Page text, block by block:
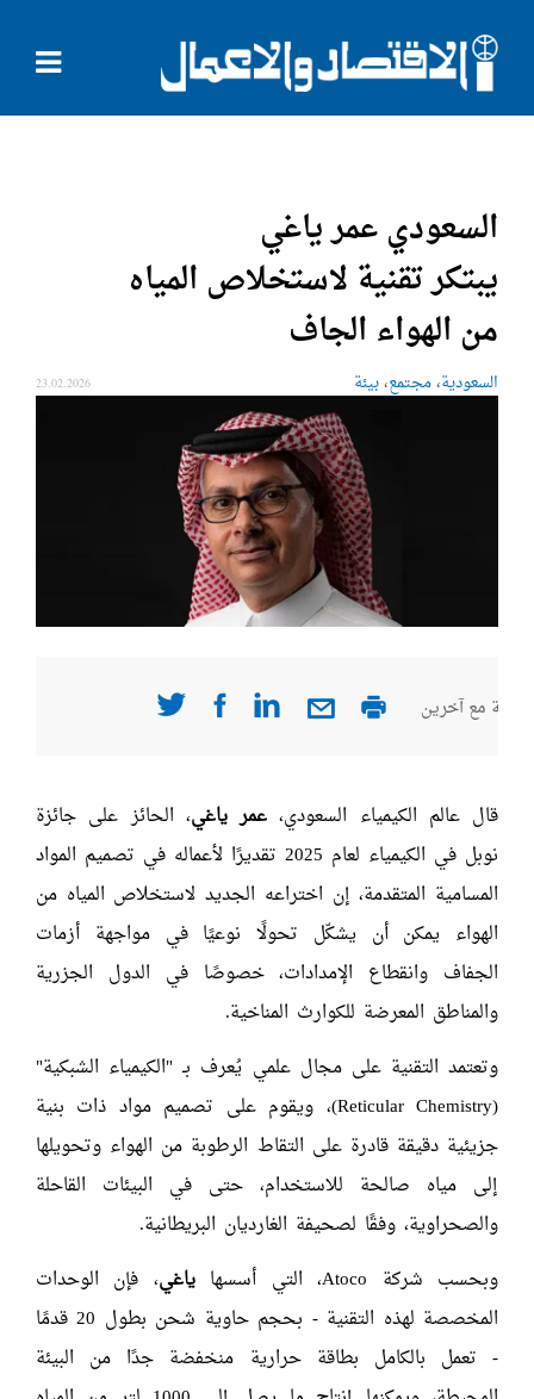
السعودي عمر ياغي
يبتكر تقنية لاستخلاص المياه
من الهواء الجاف
السعودية،مجتمع،بيئة 23.02.2026
مع آخرين
قال عالم الكيمياء السعودي، عمر ياغي، الحائز على جائزة
نوبل في الكيمياء لعام 2025 تقديرًا لأعماله في تصميم المواد
المسامية المتقدمة، إن اختراعه الجديد لاستخلاص المياه من
الهواء يمكن أن يشكّل تحولًا نوعيًا في مواجهة أزمات
الجفاف وانقطاع الإمدادات، خصوصًا في الدول الجزرية
والمناطق المعرضة للكوارث المناخية.
وتعتمد التقنية على مجال علمي يُعرف بـ "الكيمياء الشبكية"
(Reticular Chemistry)، ويقوم على تصميم مواد ذات بنية
جزيئية دقيقة قادرة على التقاط الرطوبة من الهواء وتحويلها
إلى مياه صالحة للاستخدام، حتى في البيئات القاحلة
والصحراوية، وفقًا لصحيفة الغارديان البريطانية.
وبحسب شركة Atoco، التي أسسها
ياغي، فإن الوحدات
المخصصة لهذه التقنية - بحجم حاوية شحن بطول 20 قدمًا
- تعمل بالكامل بطاقة حرارية منخفضة جدًا من البيئة